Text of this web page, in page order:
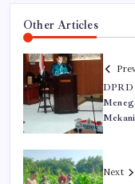
Other Articles
DPRD
Next